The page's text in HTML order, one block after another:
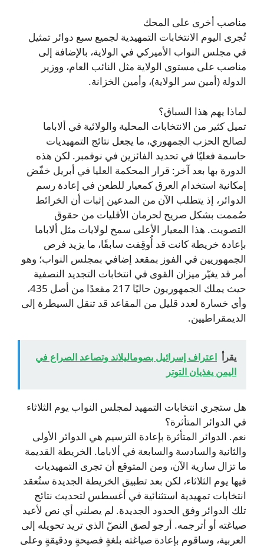
مناصب أخرى على المحك
تُجرى اليوم الانتخابات التمهيدية لجميع سبع دوائر تمثيل
في مجلس النواب الأميركي في الولاية، بالإضافة إلى
مناصب على مستوى الولاية مثل النائب العام، ووزير
الدولة (أمين سر الولاية)، وأمين الخزانة.
لماذا يهم هذا السباق؟
تميل كثير من الانتخابات المحلية والولائية في ألاباما
لصالح الحزب الجمهوري، ما يجعل نتائج التمهيديات
حاسمة فعليًا في تحديد الفائزين في نوفمبر. لكن هذه
الدورة بها بعد آخر: قرار المحكمة العليا في أبريل خفّض
إمكانية استخدام العرق كمعيار للطعن في إعادة رسم
الدوائر، إذ يتطلب الآن من المدعين إثبات أن الخرائط
صُممت بشكل صريح لحرمان الأقليات من حقوق
التصويت. هذا المعيار الأعلى سمح لولايات مثل ألاباما
بإعادة خريطة كانت قد أُوقِفت سابقًا، ما يزيد فرص
الجمهوريين في الفوز بمقعد إضافي بمجلس النواب؛ وهو
أمر قد يغيّر ميزان القوى في انتخابات التجديد النصفية
حيث يملك الجمهوريون حاليًا 217 مقعدًا من أصل 435،
وأي خسارة لعدد قليل من المقاعد قد تنقل السيطرة إلى
الديمقراطيين.
يقرأ اعتراف إسرائيل بصوماليلاند وتصاعد الصراع في
اليمن يغذيان التوتر
هل ستجري انتخابات التمهيد لمجلس النواب يوم الثلاثاء
في الدوائر المتأثرة؟
نعم. الدوائر المتأثرة بإعادة الترسيم هي الدوائر الأولى
والثانية والسادسة والسابعة في ألاباما. الخريطة القديمة
ما تزال سارية الآن، ومن المتوقع أن تجرى التمهيديات
فيها يوم الثلاثاء، لكن بعد تطبيق الخريطة الجديدة ستُعقد
انتخابات تمهيدية استثنائية في أغسطس لتحديث نتائج
تلك الدوائر وفق الحدود الجديدة. لم يصلني أي نص لأعيد
صياغته أو أترجمه. أرجو لصق النصّ الذي تريد تحويله إلى
العربية، وساقوم بإعادة صياغته بلغةٍ فصيحةٍ ودقيقةٍ وعلى